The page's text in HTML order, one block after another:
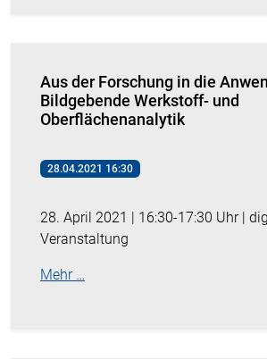
Aus der Forschung in die
Bildgebende Werkstoff- und
Oberflächenanalytik
28.04.2021 16:30
28. April 2021 | 16:30-17:30 Uhr |
Veranstaltung
Mehr …